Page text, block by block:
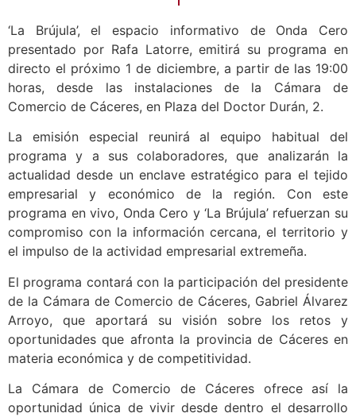
‘La Brújula’, el espacio informativo de Onda Cero
presentado por Rafa Latorre, emitirá su programa en
directo el próximo 1 de diciembre, a partir de las 19:00
horas, desde las instalaciones de la Cámara de
Comercio de Cáceres, en Plaza del Doctor Durán, 2.
La emisión especial reunirá al equipo habitual del
programa y a sus colaboradores, que analizarán la
actualidad desde un enclave estratégico para el tejido
empresarial y económico de la región. Con este
programa en vivo, Onda Cero y ‘La Brújula’ refuerzan su
compromiso con la información cercana, el territorio y
el impulso de la actividad empresarial extremeña.
El programa contará con la participación del presidente
de la Cámara de Comercio de Cáceres, Gabriel Álvarez
Arroyo, que aportará su visión sobre los retos y
oportunidades que afronta la provincia de Cáceres en
materia económica y de competitividad.
La Cámara de Comercio de Cáceres ofrece así la
oportunidad única de vivir desde dentro el desarrollo